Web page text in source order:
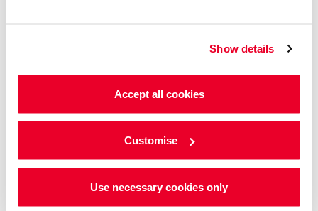
Show details
Accept all cookies
Customise
Use necessary cookies only
Fuel Solutions. Neem een kijkje op hun
website voor meer informatie over de
verschillende laadpalen of download onze
whitepaper.